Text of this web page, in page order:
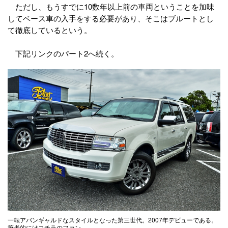
ただし、もうすでに10数年以上前の車両ということを加味
してベース車の入手をする必要があり、そこはブルートとし
て徹底しているという。
下記リンクのパート2へ続く。
一転アバンギャルドなスタイルとなった第三世代。2007年デビューである。